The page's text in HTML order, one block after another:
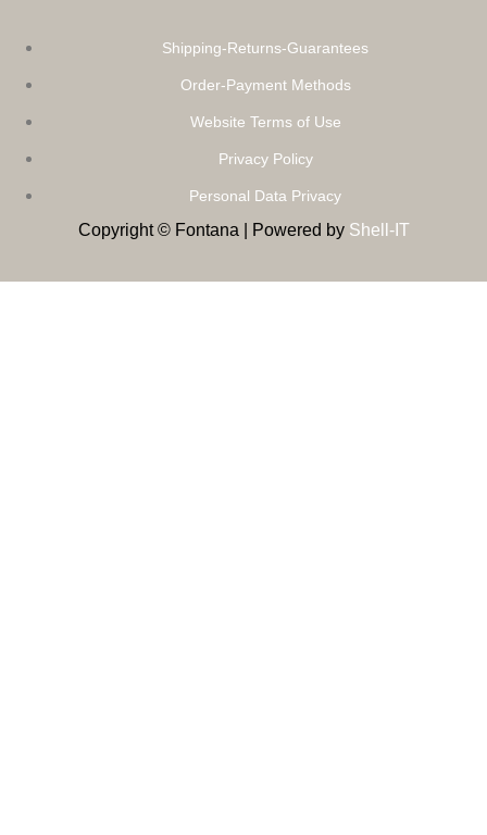
Shipping-Returns-Guarantees
Order-Payment Methods
Website Terms of Use
Privacy Policy
Personal Data Privacy
Copyright © Fontana | Powered by Shell-IT